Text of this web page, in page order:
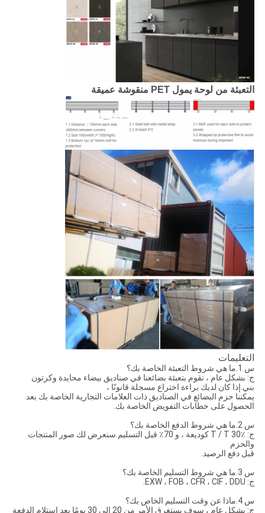
التعبئة من لوحة يمول PET منقوشة عميقة
التعليمات
س 1.ما هي شروط التعبئة الخاصة بك؟
ج: بشكل عام ، نقوم بتعبئة بضائعنا في صناديق بيضاء محايدة وكرتون
بني.إذا كان لديك براءة اختراع مسجلة قانونًا ،
يمكننا حزم البضائع في الصناديق ذات العلامات التجارية الخاصة بك بعد
الحصول على خطابات التفويض الخاصة بك.
س 2.ما هي شروط الدفع الخاصة بك؟
ج: T / T 30٪ كوديعة ، و 70٪ قبل التسليم.سنعرض لك صور المنتجات
والحزم
قبل دفع الرصيد.
س 3.ما هي شروط التسليم الخاصة بك؟
ج: EXW ، FOB ، CFR ، CIF ، DDU.
س 4.ماذا عن وقت التسليم الخاص بك؟
ج: بشكل عام ، سوف يستغرق الأمر من 20 إلى 30 يومًا بعد استلام الدفعة